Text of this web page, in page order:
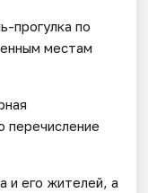
прогулка по
местам
перечисление
и его жителей, а